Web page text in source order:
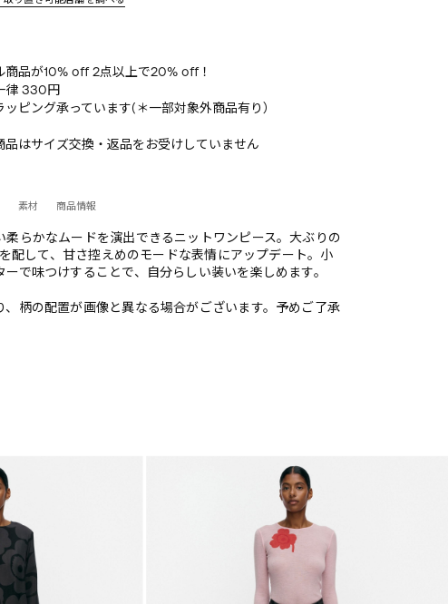
商品が10% off 2点以上で20% off！
律 330円
ッピング承っています(＊一部対象外商品有り）
品はサイズ交換・返品をお受けしていません
柔らかなムードを演出できるニットワンピース。大ぶりの
配して、甘さ控えめのモードな表情にアップデート。小
ーで味つけすることで、自分らしい装いを楽しめます。
、柄の配置が画像と異なる場合がございます。予めご了承
素材 商品情報